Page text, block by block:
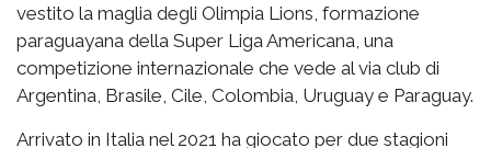
vestito la maglia degli Olimpia Lions, formazione
paraguayana della Super Liga Americana, una
competizione internazionale che vede al via club di
Argentina, Brasile, Cile, Colombia, Uruguay e Paraguay.
Arrivato in Italia nel 2021 ha giocato per due stagioni